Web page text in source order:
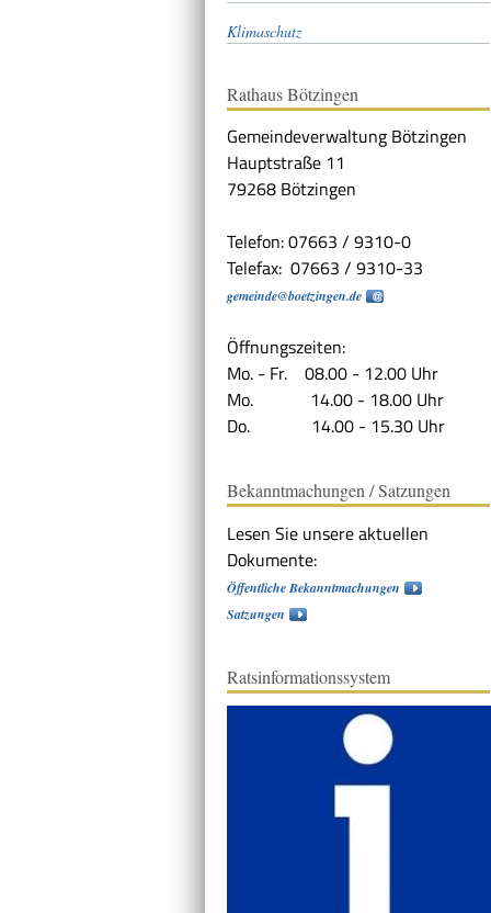
Klimaschutz
Rathaus Bötzingen
Gemeindeverwaltung Bötzingen
Hauptstraße 11
79268 Bötzingen
Telefon: 07663 / 9310-0
Telefax: 07663 / 9310-33
gemeinde@boetzingen.de
Öffnungszeiten:
Mo. - Fr. 08.00 - 12.00 Uhr
Mo. 14.00 - 18.00 Uhr
Do. 14.00 - 15.30 Uhr
Bekanntmachungen / Satzungen
Lesen Sie unsere aktuellen
Dokumente:
Öffentliche Bekanntmachungen
Satzungen
Ratsinformationssystem